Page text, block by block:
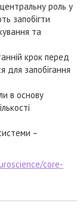
роль у
запобігти
та
крок перед
для запобігання
в основу
–
core-